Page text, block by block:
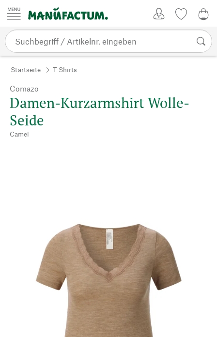
Zum Inhalt springen
Startseite T-Shirts
Comazo
Damen-Kurzarmshirt Wolle-
Seide
Camel